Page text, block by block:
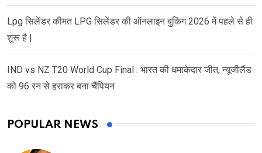
Lpg सिलेंडर कीमत LPG सिलेंडर की ऑनलाइन बुकिंग 2026 में पहले से ही
शुरू है |
IND vs NZ T20 World Cup Final : भारत की धमाकेदार जीत, न्यूजीलैंड
को 96 रन से हराकर बना चैंपियन
POPULAR NEWS